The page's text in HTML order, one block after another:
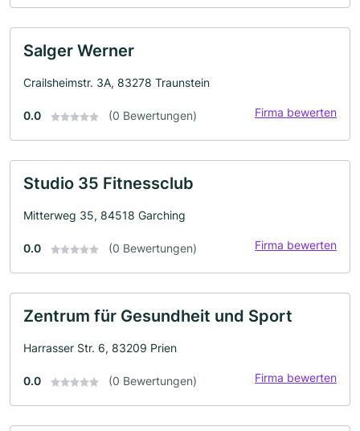
Salger Werner
Crailsheimstr. 3A, 83278 Traunstein
0.0 (0 Bewertungen) Firma bewerten
Studio 35 Fitnessclub
Mitterweg 35, 84518 Garching
0.0 (0 Bewertungen) Firma bewerten
Zentrum für Gesundheit und Sport
Harrasser Str. 6, 83209 Prien
0.0 (0 Bewertungen) Firma bewerten